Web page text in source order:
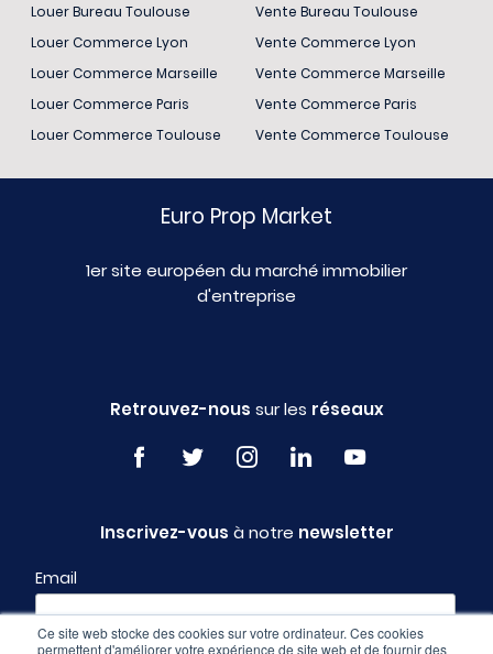
Ce site web stocke des cookies sur votre ordinateur. Ces cookies
permettent d'améliorer votre expérience de site web et de fournir des
Louer Bureau Toulouse
Louer Commerce Lyon
Louer Commerce Marseille
Louer Commerce Paris
Louer Commerce Toulouse
Vente Bureau Toulouse
Vente Commerce Lyon
Vente Commerce Marseille
Vente Commerce Paris
Vente Commerce Toulouse
Euro Prop Market
1er site européen du marché immobilier
d'entreprise
Retrouvez-nous sur les réseaux
Inscrivez-vous à notre newsletter
Email